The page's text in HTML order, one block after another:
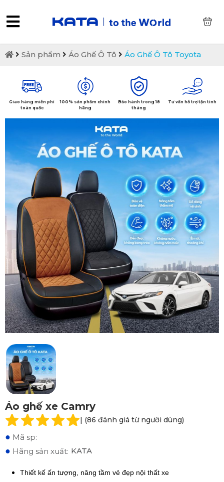
Sản phẩm Áo Ghế Ô Tô Áo Ghế Ô Tô Toyota
Giao hàng miễn phí
toàn quốc
100% sản phẩm chính
hãng
Bảo hành trong 18
tháng
Tư vấn hỗ trợ tận tình
Áo ghế xe Camry
| (86 đánh giá từ người dùng)
● Mã sp:
● Hãng sản xuất: KATA
Thiết kế ấn tượng, nâng tầm vẻ đẹp nội thất xe